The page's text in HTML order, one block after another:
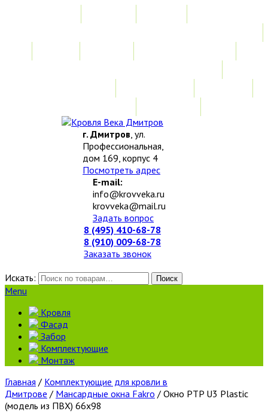
г. Дмитров, ул.
Профессиональная,
дом 169, корпус 4
Посмотреть адрес
E-mail:
info@krovveka.ru
krovveka@mail.ru
Задать вопрос
8 (495) 410-68-78
8 (910) 009-68-78
Заказать звонок
Искать:
Поиск
Menu
Кровля
Фасад
Забор
Комплектующие
Монтаж
Главная / Комплектующие для кровли в
Дмитрове / Мансардные окна Fakro / Окно PTP U3 Plastic
(модель из ПВХ) 66х98